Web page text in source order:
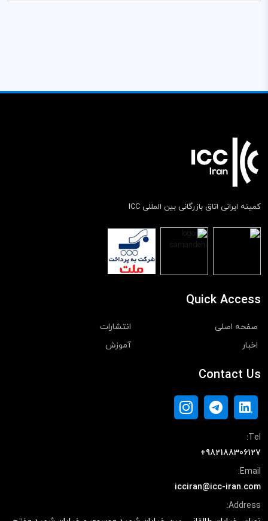
کمیته ایرانی اتاق بازرگانی بین المللی ICC
Quick Access
صفحه اصلی
انتشارات
اخبار
آموزش
Contact Us
Tel:
+982188306127
Email:
icciran@icc-iran.com
Address: